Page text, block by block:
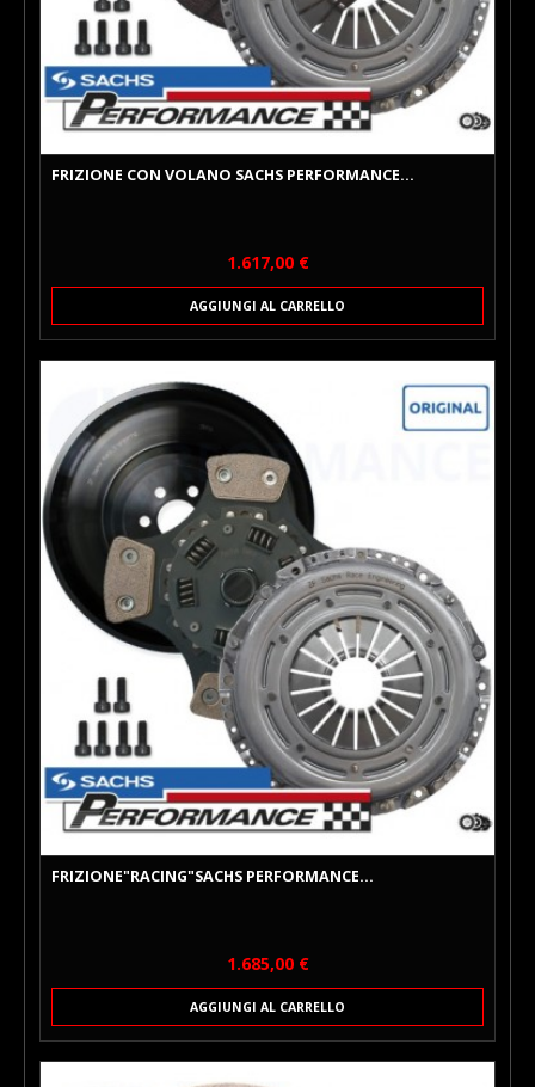
FRIZIONE CON VOLANO SACHS PERFORMANCE...
Prezzo
1.617,00 €
AGGIUNGI AL CARRELLO
FRIZIONE"RACING"SACHS PERFORMANCE...
Prezzo
1.685,00 €
AGGIUNGI AL CARRELLO